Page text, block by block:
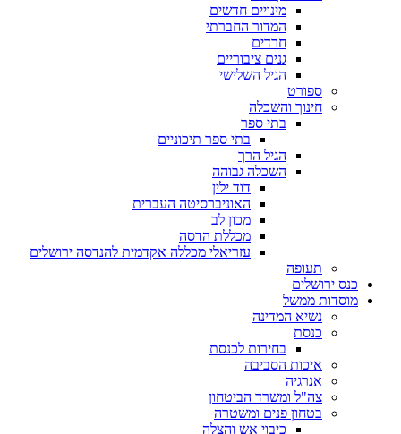
מינויים חדשים
המדור החברתי
חרדים
גנים ציבוריים
הגיל השלישי
ספורט
חינוך והשכלה
בתי ספר
בתי ספר תיכוניים
הגיל הרך
השכלה גבוהה
דוד ילין
האוניברסיטה העברית
מכון לב
מכללת הדסה
עזריאלי מכללה אקדמית להנדסה ירושלים
תעופה
כנס ירושלים
מוסדות ממשל
נשיא המדינה
כנסת
בחירות לכנסת
איכות הסביבה
אנרגיה
צה"ל ומשרד הביטחון
בטחון פנים ומשטרה
כיבוי אש והצלה